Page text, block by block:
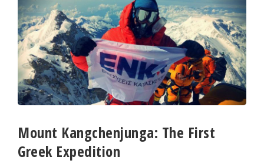
Mount Kangchenjunga: The First
Greek Expedition